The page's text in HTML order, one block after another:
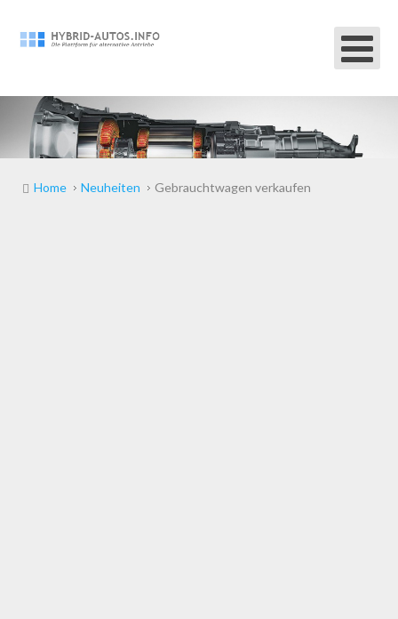
Home Neuheiten Gebrauchtwagen verkaufen